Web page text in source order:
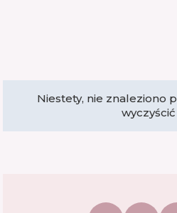
Niestety, nie znaleziono